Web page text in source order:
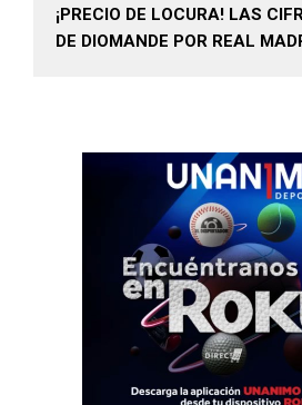
¡PRECIO DE LOCURA! LAS
DE DIOMANDE POR REAL